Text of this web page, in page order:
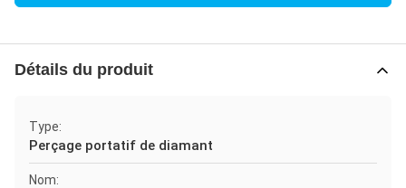
Détails du produit
Type:
Perçage portatif de diamant
Nom: